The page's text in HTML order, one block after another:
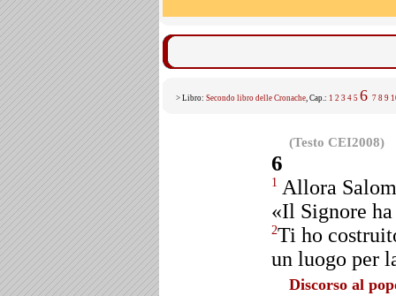
> Libro: Secondo libro delle Cronache, Cap.: 1 2 3 4 5 6 7 8 9
(Testo CEI2008)
6
1 Allora
«Il Signore
2Ti ho
un luogo per
Discorso al